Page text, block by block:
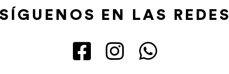
EN LAS REDES